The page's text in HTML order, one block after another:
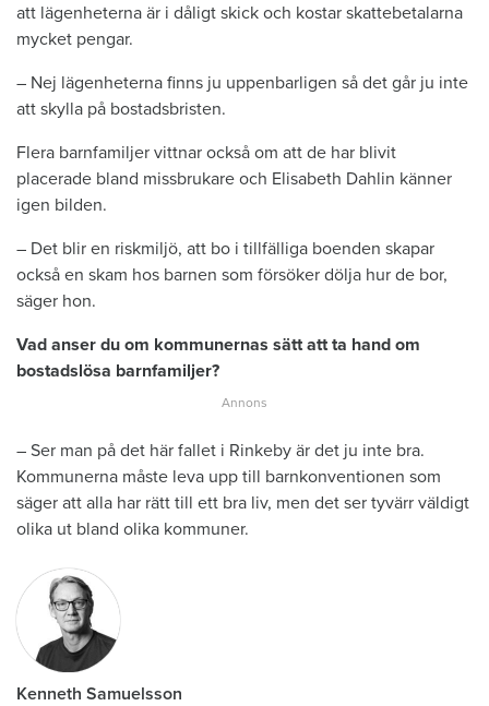
att lägenheterna är i dåligt skick och kostar skattebetalarna
mycket pengar.
– Nej lägenheterna finns ju uppenbarligen så det går ju inte
att skylla på bostadsbristen.
Flera barnfamiljer vittnar också om att de har blivit
placerade bland missbrukare och Elisabeth Dahlin känner
igen bilden.
– Det blir en riskmiljö, att bo i tillfälliga boenden skapar
också en skam hos barnen som försöker dölja hur de bor,
säger hon.
Vad anser du om kommunernas sätt att ta hand om
bostadslösa barnfamiljer?
– Ser man på det här fallet i Rinkeby är det ju inte bra.
Kommunerna måste leva upp till barnkonventionen som
säger att alla har rätt till ett bra liv, men det ser tyvärr väldigt
olika ut bland olika kommuner.
Kenneth Samuelsson